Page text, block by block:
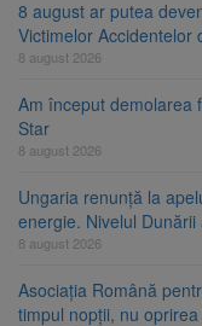
8 august ar putea
Victimelor Accidentelor
8 august 2026
Am început demolarea
Star
8 august 2026
Ungaria renunță la
energie. Nivelul
8 august 2026
Asociația Română
timpul nopții, nu